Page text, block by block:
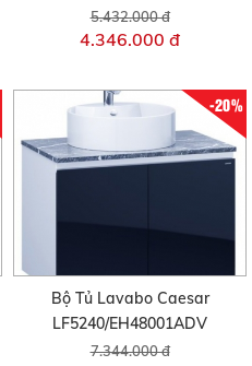
5.432.000 đ
4.346.000 đ
-20%
Bộ Tủ Lavabo Caesar
LF5240/EH48001ADV
7.344.000 đ